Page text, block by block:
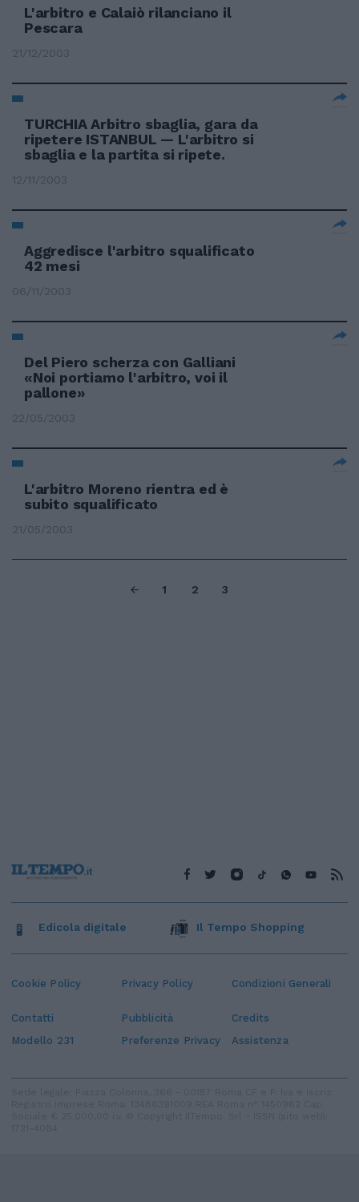
L'arbitro e Calaiò rilanciano il
Pescara
21/12/2003
TURCHIA Arbitro sbaglia, gara da
ripetere ISTANBUL — L'arbitro si
sbaglia e la partita si ripete.
12/11/2003
Aggredisce l'arbitro squalificato
42 mesi
06/11/2003
Del Piero scherza con Galliani
«Noi portiamo l'arbitro, voi il
pallone»
22/05/2003
L'arbitro Moreno rientra ed è
subito squalificato
21/05/2003
1 2 3
Cookie Policy Privacy Policy Condizioni Generali
Contatti Pubblicità
Credits
Modello 231
Preferenze Privacy Assistenza
Edicola digitale Il Tempo Shopping